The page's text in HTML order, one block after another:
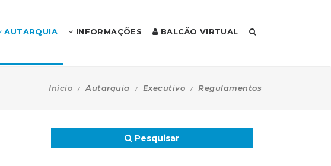
AUTARQUIA INFORMAÇÕES BALCÃO VIRTUAL
Início Autarquia Executivo Regulamentos
Pesquisar